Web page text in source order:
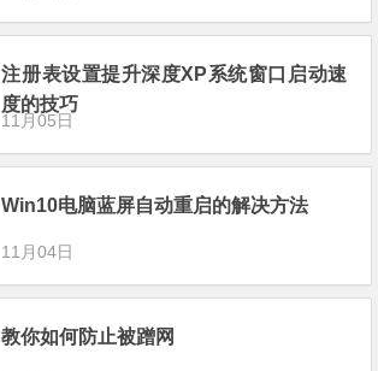
注册表设置提升深度XP系统窗口启动速
度的技巧
11月05日
Win10电脑蓝屏自动重启的解决方法
11月04日
教你如何防止被蹭网